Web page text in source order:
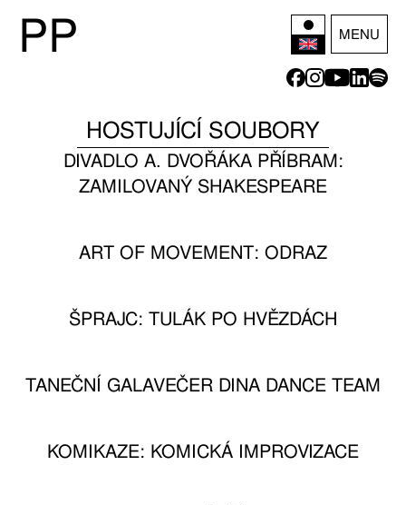
PP MENU
HOSTUJÍCÍ SOUBORY
DIVADLO A. DVOŘÁKA PŘÍBRAM:
ZAMILOVANÝ SHAKESPEARE
ART OF MOVEMENT: ODRAZ
ŠPRAJC: TULÁK PO HVĚZDÁCH
TANEČNÍ GALAVEČER DINA DANCE TEAM
KOMIKAZE: KOMICKÁ IMPROVIZACE